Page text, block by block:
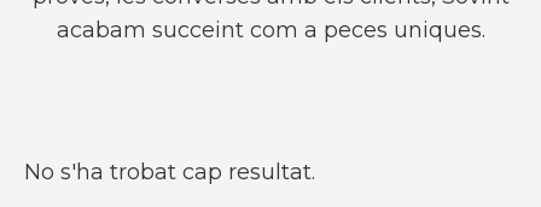
acabam succeint com a peces uniques.
No s'ha trobat cap resultat.